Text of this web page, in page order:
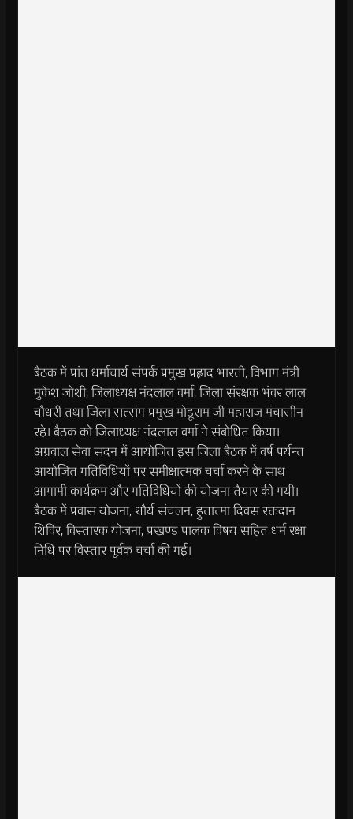
बैठक में प्रांत धर्माचार्य संपर्क प्रमुख प्रह्लाद भारती, विभाग मंत्री
मुकेश जोशी, जिलाध्यक्ष नंदलाल वर्मा, जिला संरक्षक भंवर लाल
चौधरी तथा जिला सत्संग प्रमुख मोडूराम जी महाराज मंचासीन
रहे। बैठक को जिलाध्यक्ष नंदलाल वर्मा ने संबोधित किया।
अग्रवाल सेवा सदन में आयोजित इस जिला बैठक में वर्ष पर्यन्त
आयोजित गतिविधियों पर समीक्षात्मक चर्चा करने के साथ
आगामी कार्यक्रम और गतिविधियों की योजना तैयार की गयी।
बैठक में प्रवास योजना, शौर्य संचलन, हुतात्मा दिवस रक्तदान
शिविर, विस्तारक योजना, प्रखण्ड पालक विषय सहित धर्म रक्षा
निधि पर विस्तार पूर्वक चर्चा की गई।